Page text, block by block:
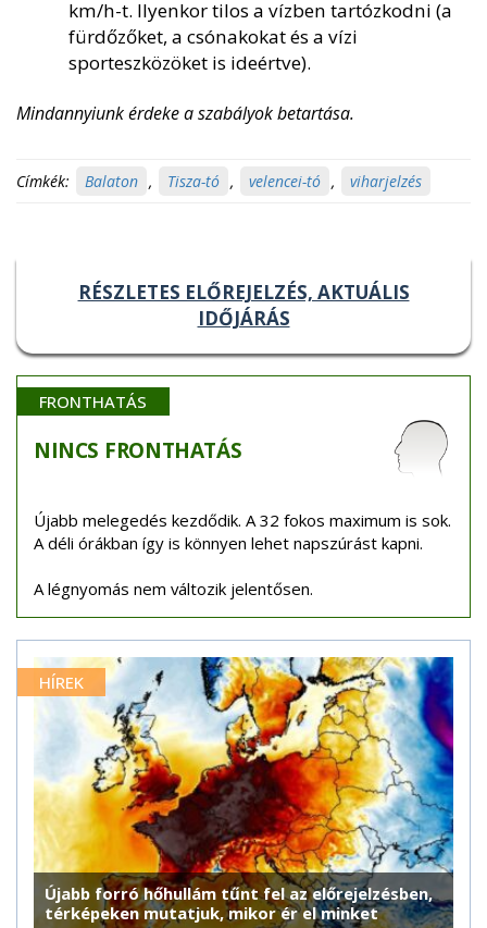
km/h-t. Ilyenkor tilos a vízben tartózkodni (a
fürdőzőket, a csónakokat és a vízi
sporteszközöket is ideértve).
Mindannyiunk érdeke a szabályok betartása.
Címkék: Balaton , Tisza-tó , velencei-tó , viharjelzés
RÉSZLETES ELŐREJELZÉS, AKTUÁLIS
IDŐJÁRÁS
FRONTHATÁS
NINCS FRONTHATÁS
Újabb melegedés kezdődik. A 32 fokos maximum is sok.
A déli órákban így is könnyen lehet napszúrást kapni.
A légnyomás nem változik jelentősen.
HÍREK
Újabb forró hőhullám tűnt fel az előrejelzésben,
térképeken mutatjuk, mikor ér el minket